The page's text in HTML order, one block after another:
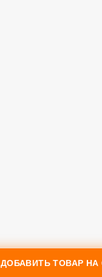
ДОБАВИТЬ ТОВАР НА